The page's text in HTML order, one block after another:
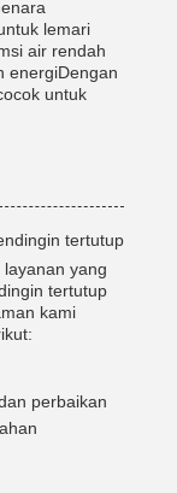
lemari
air rendah
energiDengan
untuk
tertutup
yang
tertutup
kami
perbaikan